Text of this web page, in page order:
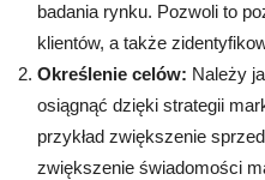
badania rynku. Pozwoli to
klientów, a także
Określenie celów: Należy
osiągnąć dzięki strategii
przykład zwiększenie
zwiększenie świadomości